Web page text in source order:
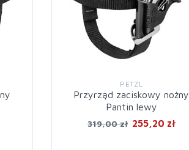
PETZL
Przyrząd zaciskowy nożny
Pantin lewy
319,00 zł 255,20 zł